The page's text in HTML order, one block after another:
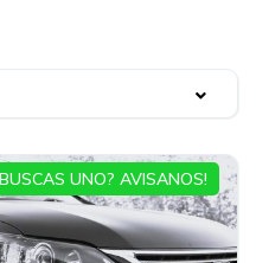
UNO? AVISANOS!